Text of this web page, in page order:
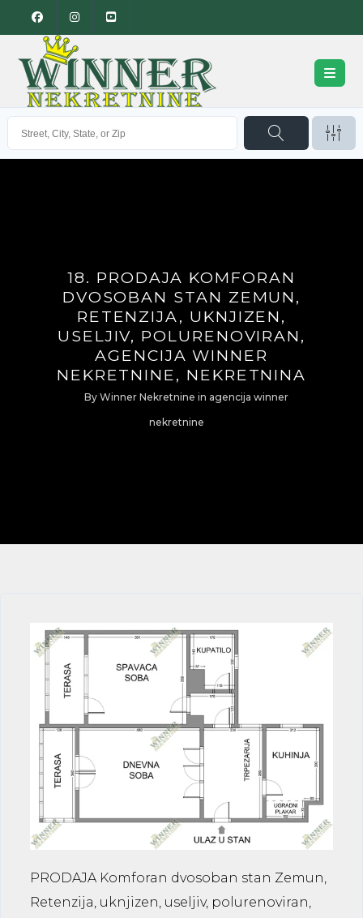
18. PRODAJA KOMFORAN
DVOSOBAN STAN ZEMUN,
RETENZIJA, UKNJIZEN,
USELJIV, POLURENOVIRAN,
AGENCIJA WINNER
NEKRETNINE, NEKRETNINA
By Winner Nekretnine in agencija winner
nekretnine
PRODAJA Komforan dvosoban stan Zemun,
Retenzija, uknjizen, useljiv, polurenoviran,